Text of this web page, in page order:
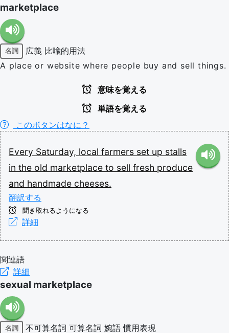
marketplace
名詞 広義 比喩的用法
A place or website where people buy and sell things.
意味を覚える
単語を覚える
このボタンはなに？
Every Saturday, local farmers set up stalls
in the old marketplace to sell fresh produce
and handmade cheeses.
翻訳する
聞き取れるようになる
詳細
関連語
詳細
sexual marketplace
名詞 不可算名詞 可算名詞 婉語 慣用表現